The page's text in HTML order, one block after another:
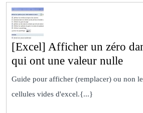
[Excel] Afficher un zéro
qui ont une valeur nulle
Guide pour afficher (remplacer) ou non
cellules vides d'excel.{...}